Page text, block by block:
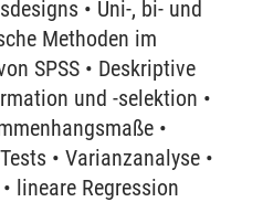
• Uni-, bi- und
Methoden im
SPSS • Deskriptive
und -selektion •
•
• Varianzanalyse •
lineare Regression